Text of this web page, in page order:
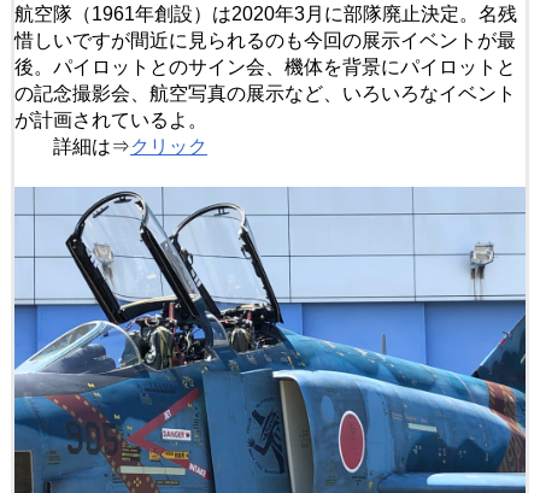
航空隊（1961年創設）は2020年3月に部隊廃止決定。名残
惜しいですが間近に見られるのも今回の展示イベントが最
後。パイロットとのサイン会、機体を背景にパイロットと
の記念撮影会、航空写真の展示など、いろいろなイベント
が計画されているよ。
詳細は⇒クリック